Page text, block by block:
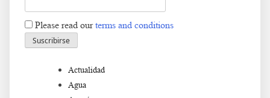
Please read ourterms and conditions
Actualidad
Agua